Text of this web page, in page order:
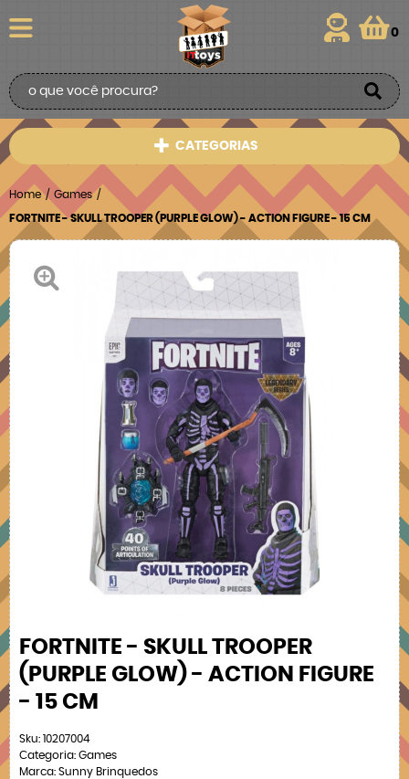
0
CATEGORIAS
Home Games
FORTNITE - SKULL TROOPER (PURPLE GLOW) - ACTION FIGURE - 15 CM
FORTNITE - SKULL TROOPER
(PURPLE GLOW) - ACTION FIGURE
- 15 CM
Sku: 10207004
Categoria: Games
Marca: Sunny Brinquedos